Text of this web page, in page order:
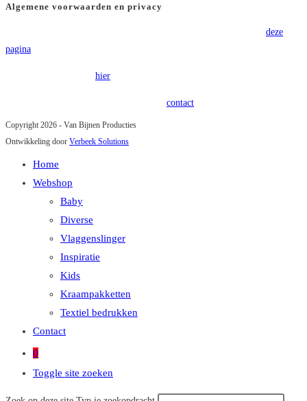
Algemene voorwaarden en privacy
deze
pagina
hier
contact
Copyright 2026 - Van Bijnen Producties
Ontwikkeling door Verbeek Solutions
Home
Webshop
Baby
Diverse
Vlaggenslinger
Inspiratie
Kids
Kraampakketten
Textiel bedrukken
Contact
0
Toggle site zoeken